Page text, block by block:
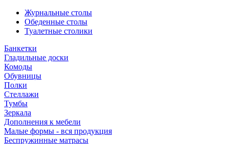
Журнальные столы
Обеденные столы
Туалетные столики
Банкетки
Гладильные доски
Комоды
Обувницы
Полки
Стеллажи
Тумбы
Зеркала
Дополнения к мебели
Малые формы - вся продукция
Беспружинные матрасы